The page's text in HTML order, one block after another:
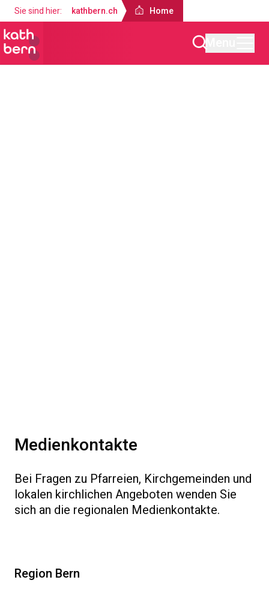
Sie sind hier: kathbern.ch Home
Medienkontakte
Bei Fragen zu Pfarreien, Kirchgemeinden und
lokalen kirchlichen Angeboten wenden Sie
sich an die regionalen Medienkontakte.
Region Bern